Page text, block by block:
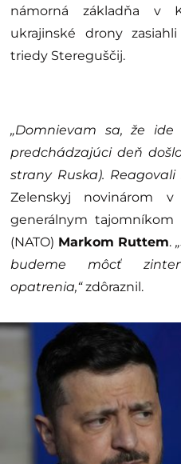
námorná základňa v
ukrajinské drony
triedy Stereguščij.
„Domnievam sa, že
predchádzajúci deň
strany Ruska). Reagovali
Zelenskyj novinárom
generálnym tajomníkom
(NATO) Markom Ruttem.
budeme môcť
opatrenia,“zdôraznil.